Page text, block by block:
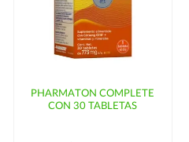
PHARMATON COMPLETE
CON 30 TABLETAS